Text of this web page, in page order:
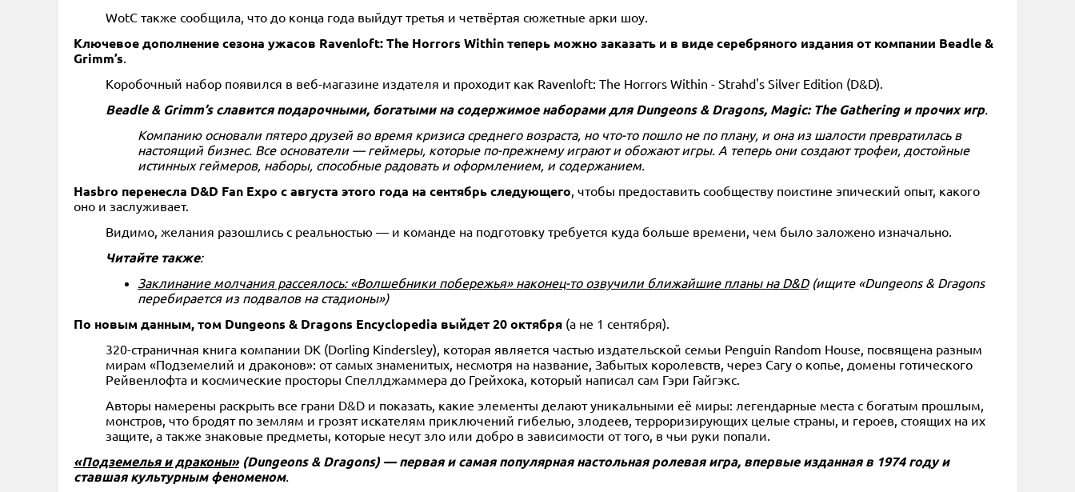
WotC также сообщила, что до конца года выйдут третья и четвёртая сюжетные арки шоу.
Ключевое дополнение сезона ужасов Ravenloft: The Horrors Within теперь можно заказать и в виде серебряного издания от компании Beadle &
Grimm’s
Коробочный набор появился в веб-магазине издателя и проходит как Ravenloft: The Horrors Within - Strahd's Silver Edition (D&D).
Beadle & Grimm’s славится подарочными, богатыми на содержимое наборами для Dungeons & Dragons, Magic: The Gathering и прочих игр.
Компанию основали пятеро друзей во время кризиса среднего возраста, но что-то пошло не по плану, и она из шалости превратилась в
настоящий бизнес. Все основатели — геймеры, которые по-прежнему играют и обожают игры. А теперь они создают трофеи, достойные
истинных геймеров, наборы, способные радовать и оформлением, и содержанием.
Hasbro перенесла D&D Fan Expo с августа этого года на сентябрь следующего , чтобы предоставить сообществу поистине эпический опыт, какого
оно и заслуживает.
Видимо, желания разошлись с реальностью — и команде на подготовку требуется куда больше времени, чем было заложено изначально.
Читайте также:
Заклинание молчания рассеялось: «Волшебники побережья» наконец-то озвучили ближайшие планы на D&D(ищите «Dungeons & Dragons
перебирается из подвалов на стадионы»)
По новым данным, том Dungeons & Dragons Encyclopedia выйдет 20 октября (а не 1 сентября).
320-страничная книга компании DK (Dorling Kindersley), которая является частью издательской семьи Penguin Random House, посвящена разным
мирам «Подземелий и драконов»: от самых знаменитых, несмотря на название, Забытых королевств, через Сагу о копье, домены готического
Рейвенлофта и космические просторы Спеллджаммера до Грейхока, который написал сам Гэри Гайгэкс.
Авторы намерены раскрыть все грани D&D и показать, какие элементы делают уникальными её миры: легендарные места с богатым прошлым,
монстров, что бродят по землям и грозят искателям приключений гибелью, злодеев, терроризирующих целые страны, и героев, стоящих на их
защите, а также знаковые предметы, которые несут зло или добро в зависимости от того, в чьи руки попали.
«Подземелья и драконы»(Dungeons & Dragons) — первая и самая популярная настольная ролевая игра, впервые изданная в 1974 году и
ставшая культурным феноменом.